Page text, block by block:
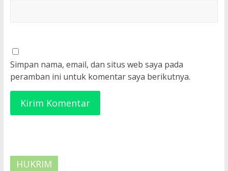
Simpan nama, email, dan situs web saya pada
peramban ini untuk komentar saya berikutnya.
HUKRIM